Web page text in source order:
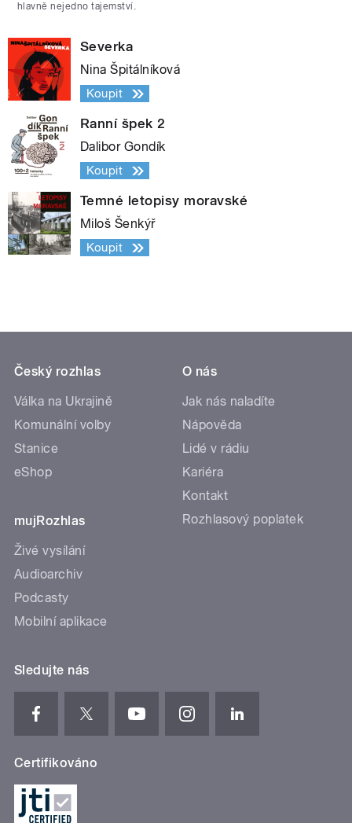
hlavně nejedno tajemství.
Severka
Nina Špitálníková
Koupit
Ranní špek 2
Dalibor Gondík
Koupit
Temné letopisy moravské
Miloš Šenkýř
Koupit
Český rozhlas
Válka na Ukrajině
Komunální volby
Stanice
eShop
mujRozhlas
Živé vysílání
Audioarchiv
Podcasty
Mobilní aplikace
O nás
Jak nás naladíte
Nápověda
Lidé v rádiu
Kariéra
Kontakt
Rozhlasový poplatek
Sledujte nás
Certifikováno